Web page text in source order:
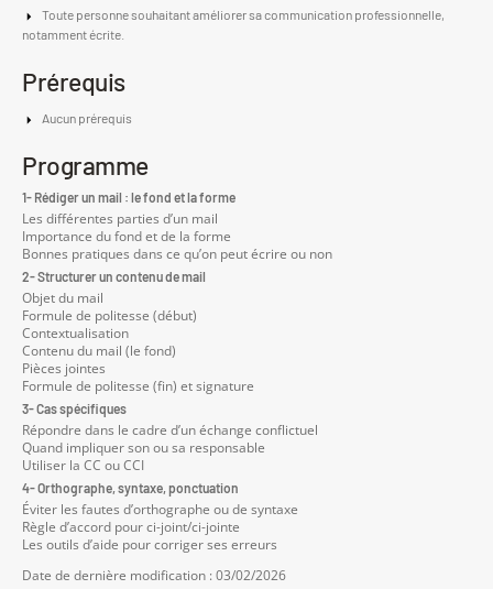
Toute personne souhaitant améliorer sa communication professionnelle,
notamment écrite.
Prérequis
Aucun prérequis
Programme
1- Rédiger un mail : le fond et la forme
Les différentes parties d’un mail
Importance du fond et de la forme
Bonnes pratiques dans ce qu’on peut écrire ou non
2- Structurer un contenu de mail
Objet du mail
Formule de politesse (début)
Contextualisation
Contenu du mail (le fond)
Pièces jointes
Formule de politesse (fin) et signature
3- Cas spécifiques
Répondre dans le cadre d’un échange conflictuel
Quand impliquer son ou sa responsable
Utiliser la CC ou CCI
4- Orthographe, syntaxe, ponctuation
Éviter les fautes d’orthographe ou de syntaxe
Règle d’accord pour ci-joint/ci-jointe
Les outils d’aide pour corriger ses erreurs
Date de dernière modification : 03/02/2026